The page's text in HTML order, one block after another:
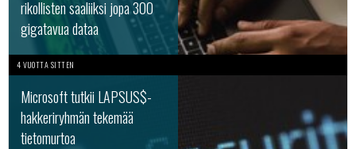
rikollisten saaliiksi jopa 300
gigatavua dataa
4 VUOTTA SITTEN
Microsoft tutkii LAPSUS$-
hakkeriryhmän tekemää
tietomurtoa